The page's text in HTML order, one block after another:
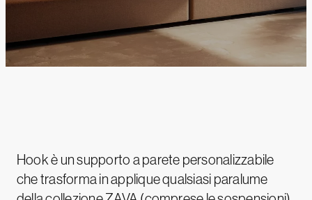
Hook è un supporto a parete personalizzabile
che trasforma in applique qualsiasi paralume